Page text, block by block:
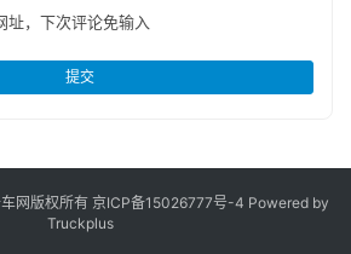
址，下次评论免输入
提交
网版权所有 京ICP备15026777号-4 Powered by
Truckplus